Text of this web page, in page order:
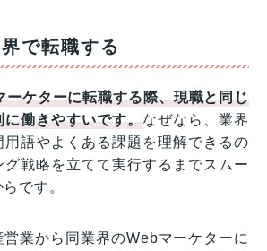
で転職する
ーケターに転職する際、現職と同じ
に働きやすいです。なぜなら、業界
用語やよくある課題を理解できるの
グ戦略を立てて実行するまでスムー
です。
業から同業界のWebマーケターに